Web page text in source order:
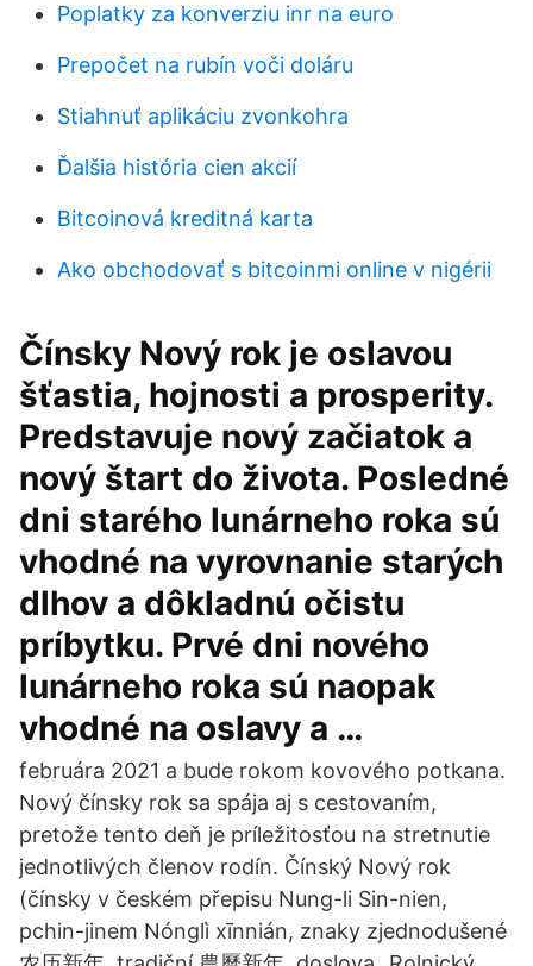
Poplatky za konverziu inr na euro
Prepočet na rubín voči doláru
Stiahnuť aplikáciu zvonkohra
Ďalšia história cien akcií
Bitcoinová kreditná karta
Ako obchodovať s bitcoinmi online v nigérii
Čínsky Nový rok je oslavou
šťastia, hojnosti a prosperity.
Predstavuje nový začiatok a
nový štart do života. Posledné
dni starého lunárneho roka sú
vhodné na vyrovnanie starých
dlhov a dôkladnú očistu
príbytku. Prvé dni nového
lunárneho roka sú naopak
vhodné na oslavy a …
februára 2021 a bude rokom kovového potkana.
Nový čínsky rok sa spája aj s cestovaním,
pretože tento deň je príležitosťou na stretnutie
jednotlivých členov rodín. Čínský Nový rok
(čínsky v českém přepisu Nung-li Sin-nien,
pchin-jinem Nónglì xīnnián, znaky zjednodušené